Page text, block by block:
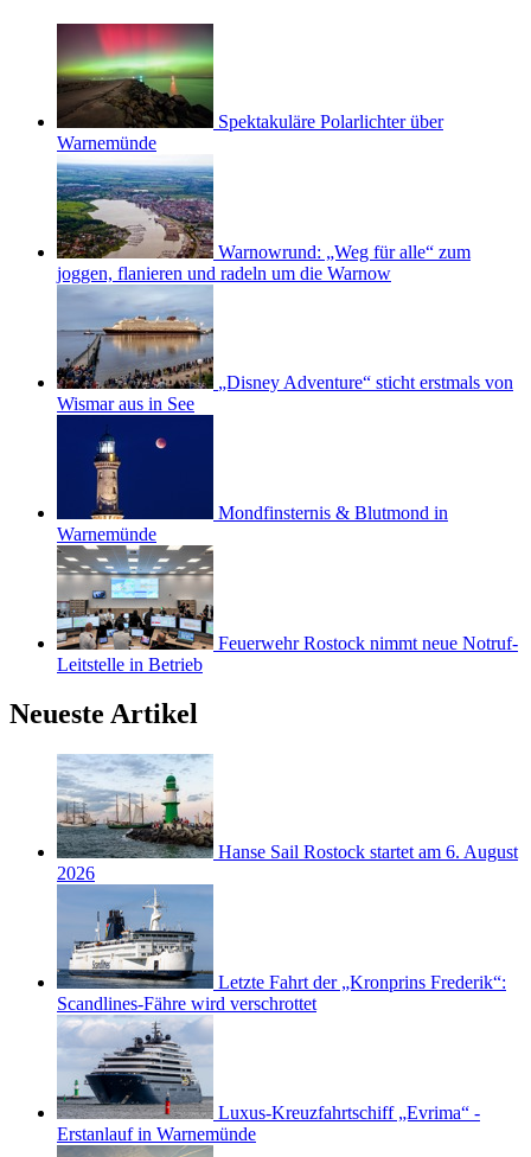
Spektakuläre Polarlichter über
Warnemünde
Warnowrund: „Weg für alle“ zum
joggen, flanieren und radeln um die Warnow
„Disney Adventure“ sticht erstmals von
Wismar aus in See
Mondfinsternis & Blutmond in
Warnemünde
Feuerwehr Rostock nimmt neue Notruf-
Leitstelle in Betrieb
Neueste Artikel
Hanse Sail Rostock startet am 6. August
2026
Letzte Fahrt der „Kronprins Frederik“:
Scandlines-Fähre wird verschrottet
Luxus-Kreuzfahrtschiff „Evrima“ -
Erstanlauf in Warnemünde